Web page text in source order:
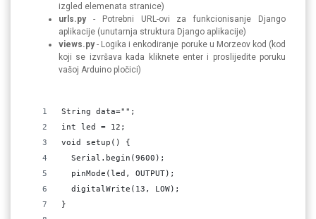
izgled elemenata stranice)
urls.py- Potrebni URL-ovi za funkcionisanje Django
aplikacije (unutarnja struktura Django aplikacije)
views.py- Logika i enkodiranje poruke u Morzeov kod (kod
koji se izvršava kada kliknete enter i proslijedite poruku
vašoj Arduino pločici)
String data="";
int led = 12;
void setup() {
  Serial.begin(9600);
  pinMode(led, OUTPUT);
  digitalWrite(13, LOW);
}